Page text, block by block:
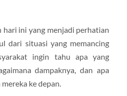
ini yang menjadi perhatian
dari situasi yang memancing
ingin tahu apa yang
dampaknya, dan apa
ke depan.